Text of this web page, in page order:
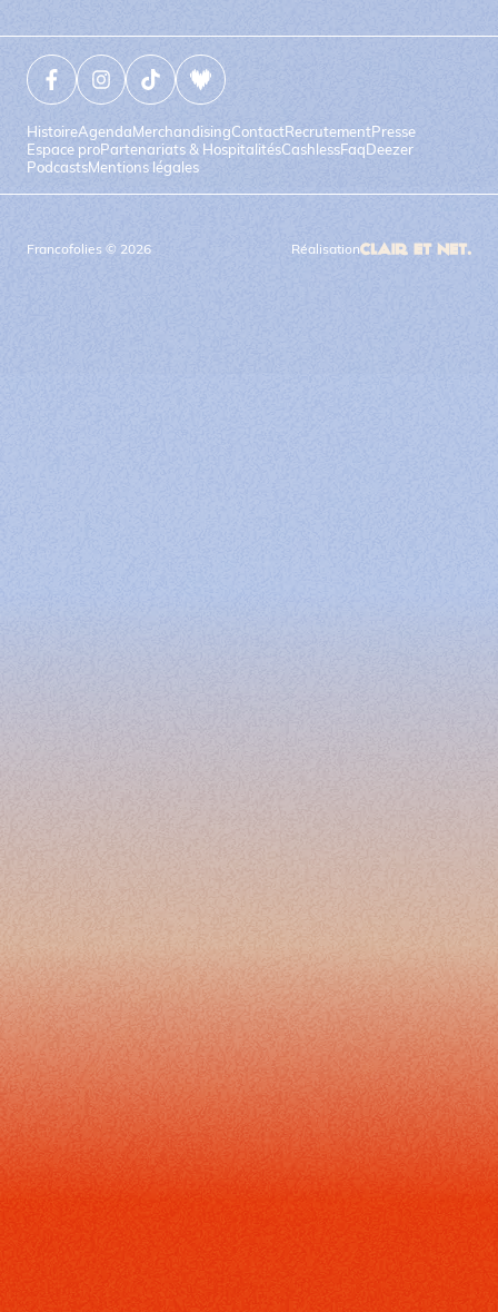
HistoireAgendaMerchandisingContactRecrutementPresse
Espace proPartenariats & HospitalitésCashlessFaqDeezer
PodcastsMentions légales
Facebook (nouvelle fenêtre)
Instagram (nouvelle fenêtre)
Tiktok (nouvelle fenêtre)
Deezer (nouvelle fenêtre)
Francofolies © 2026 Réalisation